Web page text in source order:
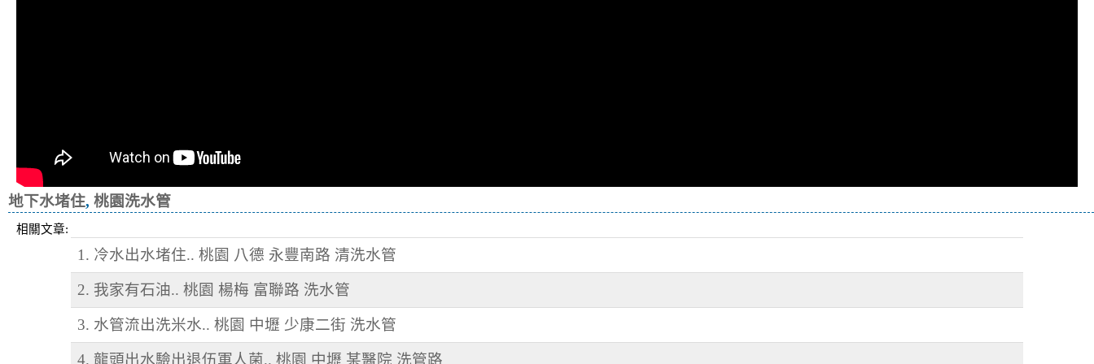
地下水堵住, 桃園洗水管
相關文章:
1. 冷水出水堵住.. 桃園 八德 永豐南路 清洗水管
2. 我家有石油.. 桃園 楊梅 富聯路 洗水管
3. 水管流出洗米水.. 桃園 中壢 少康二街 洗水管
4. 龍頭出水驗出退伍軍人菌.. 桃園 中壢 某醫院 洗管路